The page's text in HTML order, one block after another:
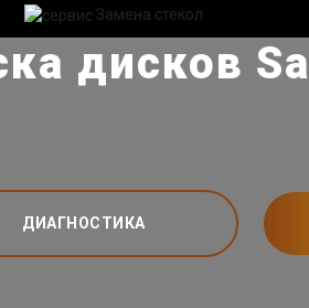
Замена стекол
дисков
ДИАГНОСТИКА